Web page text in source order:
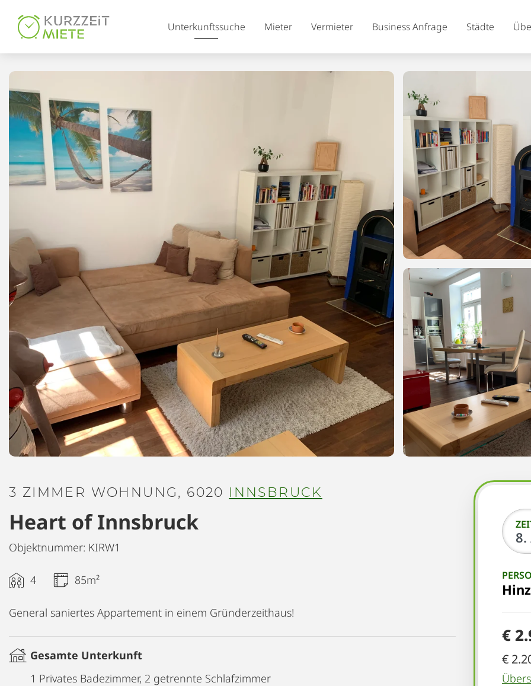
Unterkunftssuche Mieter Vermieter Business Anfrage Städte
€
€
3 ZIMMER WOHNUNG, 6020 INNSBRUCK
Heart of Innsbruck
Objektnummer: KIRW1
4 85m²
General saniertes Appartement in einem Gründerzeithaus!
Gesamte Unterkunft
1 Privates Badezimmer, 2 getrennte Schlafzimmer